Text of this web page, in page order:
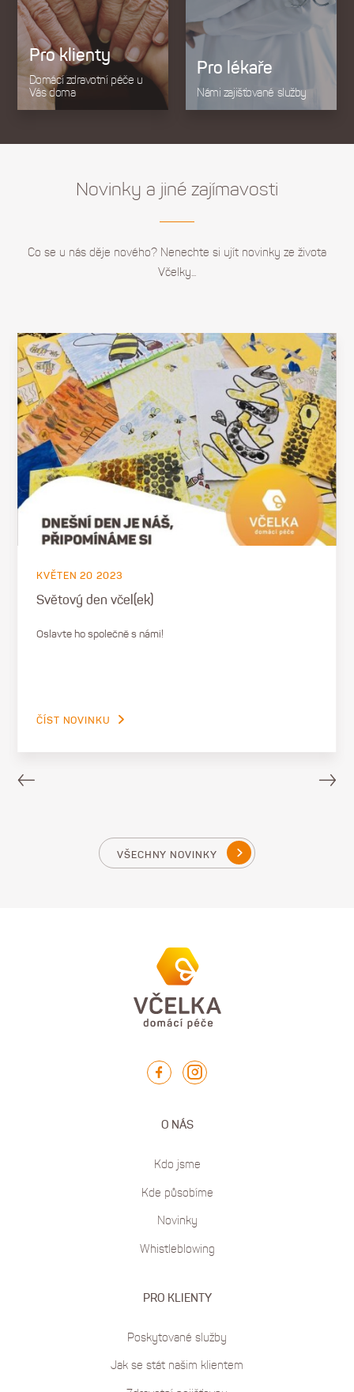
Pro klienty
Domácí zdravotní péče u
Vás doma
Pro lékaře
Námi zajišťované služby
Novinky a jiné zajímavosti
Co se u nás děje nového? Nenechte si ujít novinky ze života
Včelky...
KVĚTEN 20 2023
Světový den včel(ek)
Oslavte ho společně s námi!
ČÍST NOVINKU
VŠECHNY NOVINKY
O NÁS
Kdo jsme
Kde působíme
Novinky
Whistleblowing
PRO KLIENTY
Poskytované služby
Jak se stát našim klientem